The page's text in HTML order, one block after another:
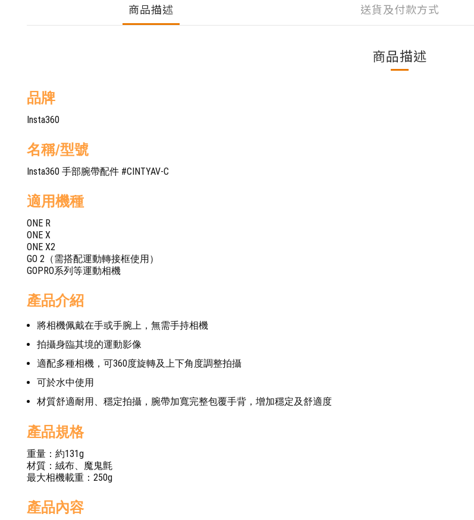
商品描述 送貨及付款方式
商品描述
品牌
Insta360
名稱/型號
Insta360 手部腕帶配件 #CINTYAV-C
適用機種
ONE R
ONE X
ONE X2
GO 2（需搭配運動轉接框使用）
GOPRO系列等運動相機
產品介紹
將相機佩戴在手或手腕上，無需手持相機
拍攝身臨其境的運動影像
適配多種相機，可360度旋轉及上下角度調整拍攝
可於水中使用
材質舒適耐用、穩定拍攝，腕帶加寬完整包覆手背，增加穩定及舒適度
產品規格
重量：約131g
材質：絨布、魔鬼氈
最大相機載重：250g
產品內容